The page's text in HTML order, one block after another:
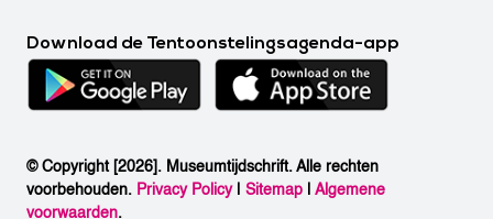
Download de Tentoonstelingsagenda-app
© Copyright [2026]. Museumtijdschrift. Alle rechten
voorbehouden. Privacy Policy| Sitemap |Algemene
voorwaarden.